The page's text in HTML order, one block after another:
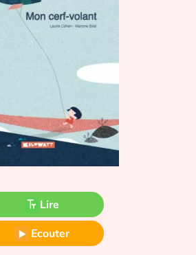
et poésie
rois, reines et dragons
Lire
Ecouter